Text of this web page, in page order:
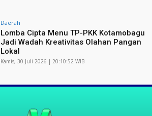
Daerah
Lomba Cipta Menu TP-PKK Kotamobagu
Jadi Wadah Kreativitas Olahan Pangan
Lokal
Kamis, 30 Juli 2026 | 20:10:52 WIB